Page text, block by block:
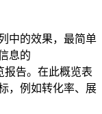
中的效果，最简单
息的
告。在此概览表
，例如转化率、展